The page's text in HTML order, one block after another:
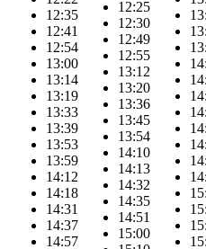
12:35
12:41
12:54
13:00
13:14
13:19
13:33
13:39
13:53
13:59
14:12
14:18
14:31
14:37
14:57
12:25
12:30
12:49
12:55
13:12
13:20
13:36
13:45
13:54
14:10
14:13
14:32
14:35
14:51
15:00